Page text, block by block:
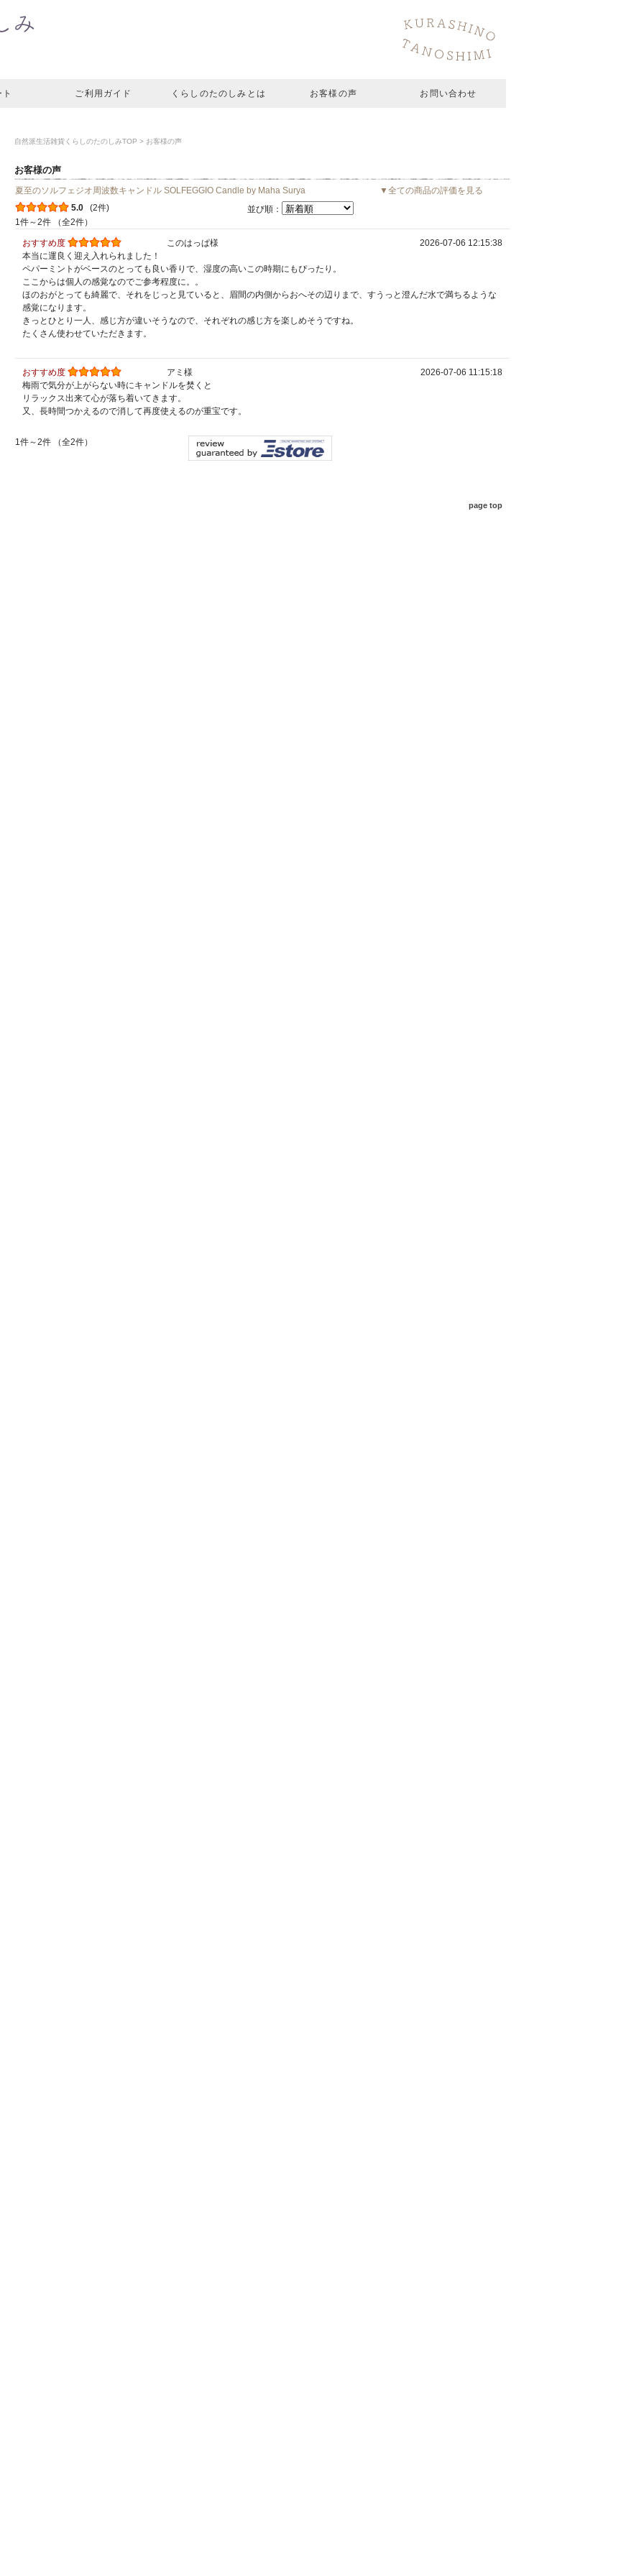
ご利用ガイド くらしのたのしみとは お客様の声 お問い合わせ
自然派生活雑貨くらしのたのしみTOP > お客様の声
お客様の声
夏至のソルフェジオ周波数キャンドル SOLFEGGIO Candle by Maha Surya
▼全ての商品の評価を見る
5.0
(2件)
並び順：
1件～2件 （全2件）
おすすめ度 このはっぱ様
2026-07-06 12:15:38
本当に運良く迎え入れられました！
ペパーミントがベースのとっても良い香りで、湿度の高いこの時期にもぴったり。
ここからは個人の感覚なのでご参考程度に。。
ほのおがとっても綺麗で、それをじっと見ていると、眉間の内側からおへその辺りまで、すうっと澄んだ水で満ちるような
感覚になります。
きっとひとり一人、感じ方が違いそうなので、それぞれの感じ方を楽しめそうですね。
たくさん使わせていただきます。
おすすめ度 アミ様
2026-07-06 11:15:18
梅雨で気分が上がらない時にキャンドルを焚くと
リラックス出来て心が落ち着いてきます。
又、長時間つかえるので消して再度使えるのが重宝です。
1件～2件 （全2件）
page top